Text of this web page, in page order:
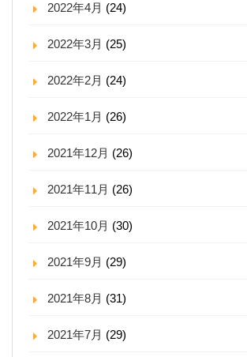
2022年4月 (24)
2022年3月 (25)
2022年2月 (24)
2022年1月 (26)
2021年12月 (26)
2021年11月 (26)
2021年10月 (30)
2021年9月 (29)
2021年8月 (31)
2021年7月 (29)